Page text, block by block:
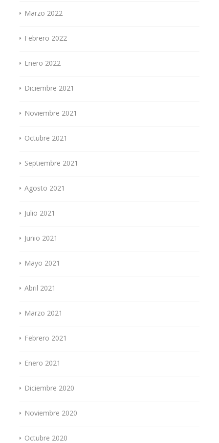
Marzo 2022
Febrero 2022
Enero 2022
Diciembre 2021
Noviembre 2021
Octubre 2021
Septiembre 2021
Agosto 2021
Julio 2021
Junio 2021
Mayo 2021
Abril 2021
Marzo 2021
Febrero 2021
Enero 2021
Diciembre 2020
Noviembre 2020
Octubre 2020